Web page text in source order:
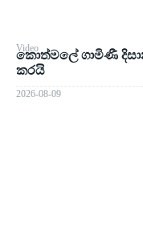
Video
කොත්මලේ ගාමිණී
කරයි
2026-08-09